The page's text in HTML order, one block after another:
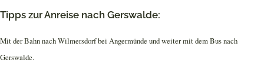
Tipps zur Anreise nach Gerswalde:
Mit der Bahn nach Wilmersdorf bei Angermünde und weiter mit dem Bus nach
Gerswalde.